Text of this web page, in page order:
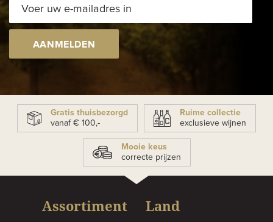
AANMELDEN
Gratis thuisbezorgd
vanaf € 100,-
Ruime collectie
exclusieve wijnen
Mooie keus
correcte prijzen
Assortiment Land